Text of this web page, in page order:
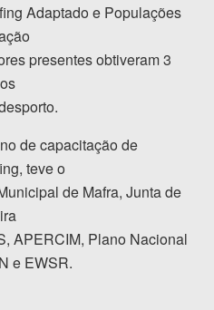
Adaptado e Populações
presentes obtiveram 3
de capacitação de
teve o
de Mafra, Junta de
APERCIM, Plano Nacional
e EWSR.